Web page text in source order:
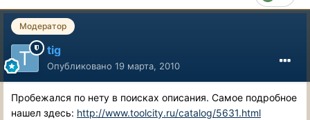
Модератор
tig
Опубликовано 19 марта, 2010
Пробежался по нету в поисках описания. Самое подробное
нашел здесь: http://www.toolcity.ru/catalog/5631.html